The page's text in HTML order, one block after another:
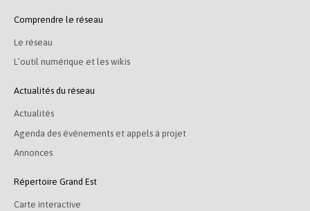
Comprendre le réseau
Le réseau
L’outil numérique et les wikis
Actualités du réseau
Actualités
Agenda des événements et appels à projet
Annonces
Répertoire Grand Est
Carte interactive